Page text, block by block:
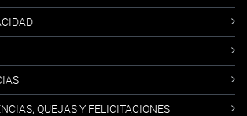
QUEJAS Y FELICITACIONES